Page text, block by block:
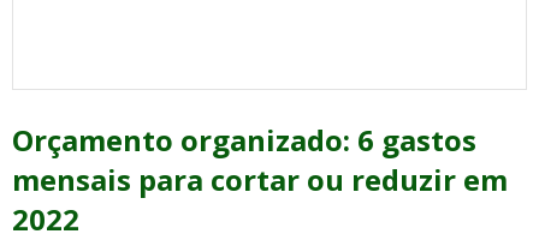
Orçamento organizado: 6 gastos
mensais para cortar ou reduzir em
2022